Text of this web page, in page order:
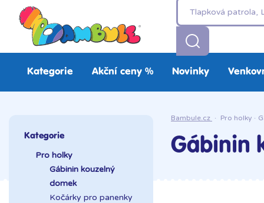
Kategorie Akční ceny % Novinky
Kategorie
Pro holky
Gábinin kouzelný
domek
Kočárky pro panenky
Bambule.cz · Pro holky ·
Gábinin